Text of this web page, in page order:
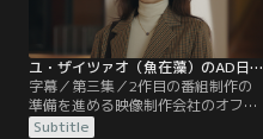
猿の仲の汪希寧（ワン・シーニン）
ユ・ザイツァオ（魚在藻）のAD日記 第03話／字幕
字幕／第三集／2作目の番組制作の
準備を進める映像制作会社のオフィ
スに、前触れもなく袁迦螢（ユエ
Subtitle